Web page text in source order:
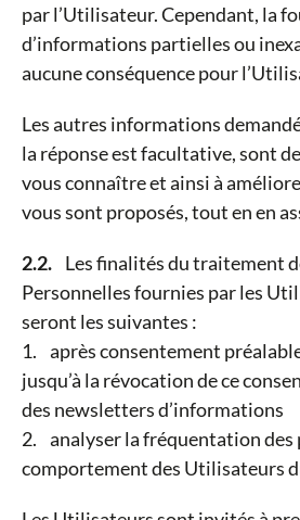
par l’Utilisateur. Cependant, la
d’informations partielles ou
aucune conséquence pour
Les autres informations
la réponse est facultative, sont
vous connaître et ainsi à
vous sont proposés, tout en en
2.2. Les finalités du traitement
Personnelles fournies par les
seront les suivantes :
1. après consentement
jusqu’à la révocation de ce
des newsletters d’informations
2. analyser la fréquentation des
comportement des Utilisateurs